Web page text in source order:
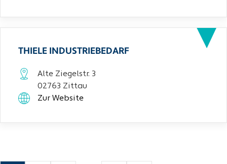
THIELE INDUSTRIEBEDARF
Alte Ziegelstr. 3
02763 Zittau
Zur Website